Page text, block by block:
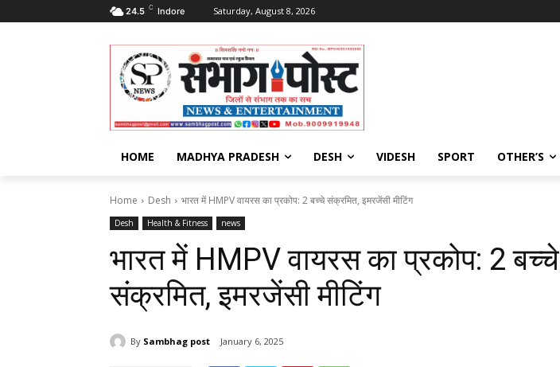
24.5 C Indore Saturday, August 8, 2026
HOME MADHYA PRADESH DESH VIDESH SPORT OTHER’S
Home Desh भारत में HMPV वायरस का प्रकोप: 2 बच्‍चे संक्रमित, इमरजेंसी मीटिंग
Desh Health & Fitness news
भारत में HMPV वायरस का प्रकोप: 2 बच्‍चे
संक्रमित, इमरजेंसी मीटिंग
By Sambhag post January 6, 2025